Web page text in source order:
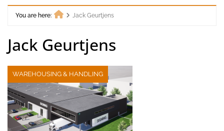
You are here:
Jack Geurtjens
Jack Geurtjens
WAREHOUSING & HANDLING